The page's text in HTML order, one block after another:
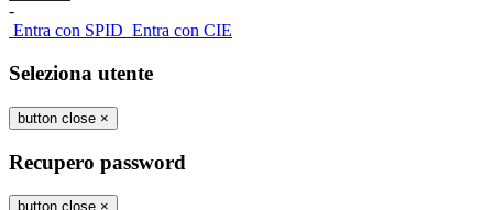
-
Entra con SPID Entra con CIE
Seleziona utente
button close ×
Recupero password
button close ×